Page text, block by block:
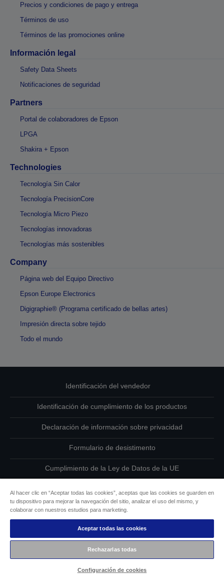
Precios y condiciones de pago y entrega
Términos de uso
Términos de las promociones online
Información legal
Safety Data Sheets
Notificaciones de seguridad
Partners
Portal de colaboradores de Epson
LPGA
Shakira + Epson
Technologies
Tecnología Sin Calor
Tecnología PrecisionCore
Tecnología Micro Piezo
Tecnologías innovadoras
Tecnologías más sostenibles
Company
Página web del Equipo Directivo
Epson Europe Electronics
Digigraphie® (Programa certificado de bellas artes)
Impresión directa sobre tejido
Todo el mundo
Identificación del vendedor
Identificación de cumplimiento de los productos
Declaración de información sobre privacidad
Formulario de desistimento
Cumplimiento de la Ley de Datos de la UE
Información sobre cookies
Compromiso de accesibilidad de Epson
Copyright © 2026 Seiko Epson
Al hacer clic en “Aceptar todas las cookies”, aceptas que las cookies se guarden en
tu dispositivo para mejorar la navegación del sitio, analizar el uso del mismo, y
colaborar con nuestros estudios para marketing.
Aceptar todas las cookies
Rechazarlas todas
Configuración de cookies